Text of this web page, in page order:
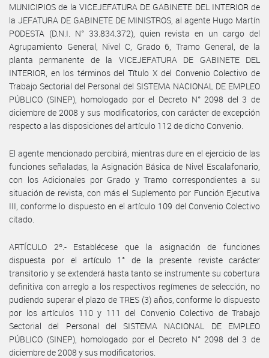
MUNICIPIOS de la VICEJEFATURA DE GABINETE DEL INTERIOR de
la JEFATURA DE GABINETE DE MINISTROS, al agente Hugo Martín
PODESTA (D.N.I. N° 33.834.372), quien revista en un cargo del
Agrupamiento General, Nivel C, Grado 6, Tramo General, de la
planta permanente de la VICEJEFATURA DE GABINETE DEL
INTERIOR, en los términos del Título X del Convenio Colectivo de
Trabajo Sectorial del Personal del SISTEMA NACIONAL DE EMPLEO
PÚBLICO (SINEP), homologado por el Decreto N° 2098 del 3 de
diciembre de 2008 y sus modificatorios, con carácter de excepción
respecto a las disposiciones del artículo 112 de dicho Convenio.
El agente mencionado percibirá, mientras dure en el ejercicio de las
funciones señaladas, la Asignación Básica de Nivel Escalafonario,
con los Adicionales por Grado y Tramo correspondientes a su
situación de revista, con más el Suplemento por Función Ejecutiva
III, conforme lo dispuesto en el artículo 109 del Convenio Colectivo
citado.
ARTÍCULO 2º.- Establécese que la asignación de funciones
dispuesta por el artículo 1° de la presente reviste carácter
transitorio y se extenderá hasta tanto se instrumente su cobertura
definitiva con arreglo a los respectivos regímenes de selección, no
pudiendo superar el plazo de TRES (3) años, conforme lo dispuesto
por los artículos 110 y 111 del Convenio Colectivo de Trabajo
Sectorial del Personal del SISTEMA NACIONAL DE EMPLEO
PÚBLICO (SINEP), homologado por el Decreto N° 2098 del 3 de
diciembre de 2008 y sus modificatorios.